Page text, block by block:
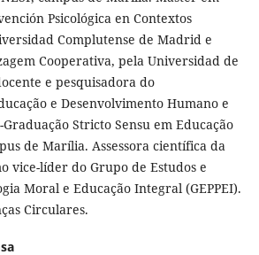
Psicológica en Contextos
Complutense de Madrid e
Cooperativa, pela Universidad de
e pesquisadora do
e Desenvolvimento Humano e
Stricto Sensu em Educação
de Marília. Assessora científica da
vice-líder do Grupo de Estudos e
Moral e Educação Integral (GEPPEI).
Circulares.